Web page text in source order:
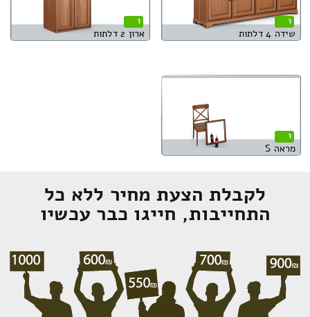
1
שידה 4 דלתות
1
ארון 2 דלתות
1
מראה S
לקבלת הצעת מחיר ללא כל
התחייבות, חייגו כבר עכשיו